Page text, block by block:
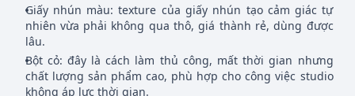
Giấy nhún màu: texture của giấy nhún tạo cảm giác tự
nhiên vừa phải không qua thô, giá thành rẻ, dùng được
lâu.
Bột cỏ: đây là cách làm thủ công, mất thời gian nhưng
chất lượng sản phẩm cao, phù hợp cho công việc studio
không áp lực thời gian.